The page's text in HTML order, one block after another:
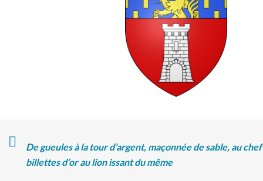
De gueules à la tour d’argent, maçonnée de sable, au
billettes d’or au lion issant du même